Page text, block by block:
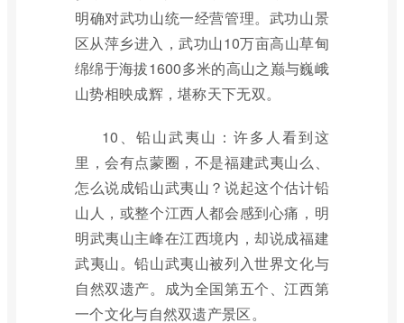
明确对武功山统一经营管理。武功山景
区从萍乡进入，武功山10万亩高山草甸
绵绵于海拔1600多米的高山之巅与巍峨
山势相映成辉，堪称天下无双。
10、铅山武夷山：许多人看到这
里，会有点蒙圈，不是福建武夷山么、
怎么说成铅山武夷山？说起这个估计铅
山人，或整个江西人都会感到心痛，明
明武夷山主峰在江西境内，却说成福建
武夷山。铅山武夷山被列入世界文化与
自然双遗产。成为全国第五个、江西第
一个文化与自然双遗产景区。